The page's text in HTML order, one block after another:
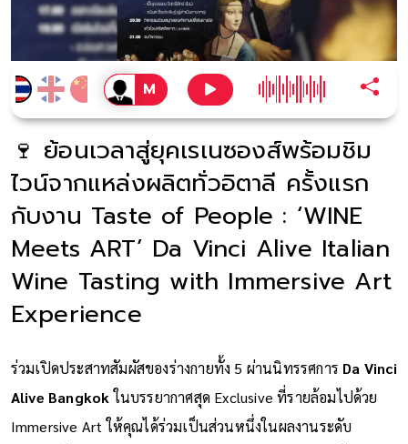
🍷 ย้อนเวลาสู่ยุคเรเนซองส์พร้อมชิม
ไวน์จากแหล่งผลิตทั่วอิตาลี ครั้งแรก
กับงาน Taste of People : ‘WINE
Meets ART’ Da Vinci Alive Italian
Wine Tasting with Immersive Art
Experience
ร่วมเปิดประสาทสัมผัสของร่างกายทั้ง 5 ผ่านนิทรรศการ Da Vinci
Alive Bangkokในบรรยากาศสุด Exclusive ที่รายล้อมไปด้วย
Immersive Art ให้คุณได้ร่วมเป็นส่วนหนึ่งในผลงานระดับ